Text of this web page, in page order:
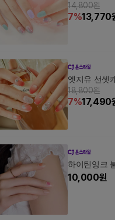
14,800원
7%13,770
엣지유 선셋
18,800원
7%17,490
하이틴잉크
10,000원